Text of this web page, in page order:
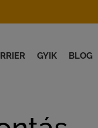
GYIK BLOG